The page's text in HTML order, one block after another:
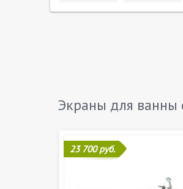
Экраны для ванны
23 700 руб.